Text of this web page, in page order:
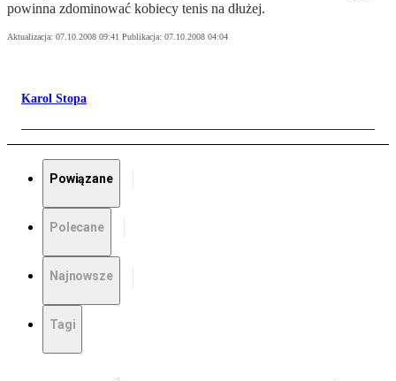
powinna zdominować kobiecy tenis na dłużej.
Aktualizacja: 07.10.2008 09:41 Publikacja: 07.10.2008 04:04
Karol Stopa
Powiązane
Polecane
Najnowsze
Tagi